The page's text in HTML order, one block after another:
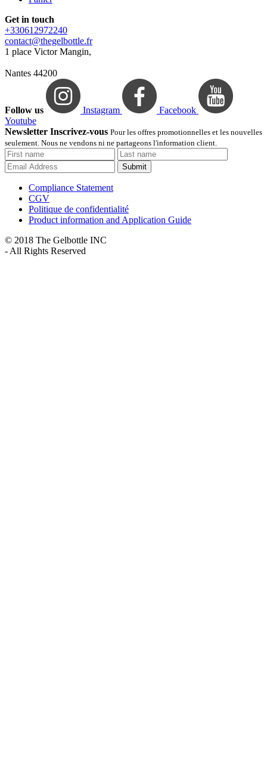
Get in touch
+330612972240
contact@thegelbottle.fr
1 place Victor Mangin,
Nantes 44200
Follow us Instagram
Facebook
Youtube
Newsletter Inscrivez-vous Pour les offres promotionnelles et les nouvelles
seulement. Nous ne vendons ni ne partageons l'information client.
Submit
Compliance Statement
CGV
Politique de confidentialité
Product information and Application Guide
© 2018 The Gelbottle INC
- All Rights Reserved